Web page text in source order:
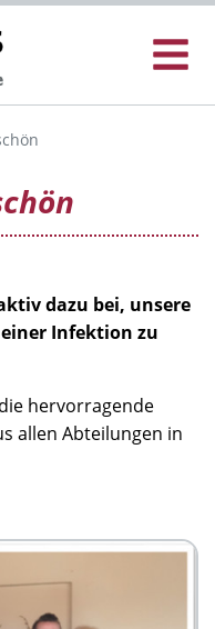
dazu bei, unsere
Infektion zu
hervorragende
allen Abteilungen in